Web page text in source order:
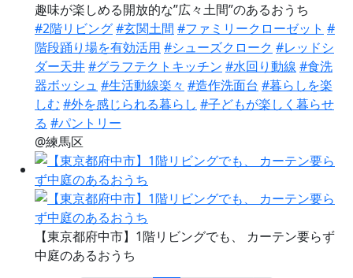
趣味が楽しめる開放的な”広々土間”のあるおうち
#2階リビング#玄関土間 #ファミリークローゼット #
階段踊り場を有効活用 #シューズクローク #レッドシ
ダー天井#グラフテクトキッチン #水回り動線 #食洗
器ボッシュ #生活動線楽々 #造作洗面台 #暮らしを楽
しむ #外を感じられる暮らし #子どもが楽しく暮らせ
る #パントリー
@練馬区
【東京都府中市】1階リビングでも、 カーテン要らず
中庭のあるおうち